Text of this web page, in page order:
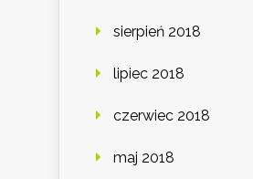
sierpień 2018
lipiec 2018
czerwiec 2018
maj 2018